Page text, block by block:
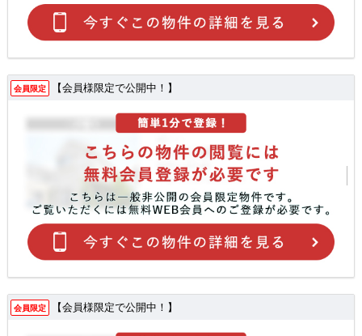
会員限定 【会員様限定で公開中！】
会員限定 【会員様限定で公開中！】